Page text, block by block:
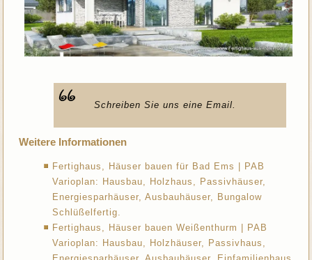
Schreiben Sie uns eine Email.
Weitere Informationen
Fertighaus, Häuser bauen für Bad Ems | PAB
Varioplan: Hausbau, Holzhaus, Passivhäuser,
Energiesparhäuser, Ausbauhäuser, Bungalow
Schlüßelfertig.
Fertighaus, Häuser bauen Weißenthurm | PAB
Varioplan: Hausbau, Holzhäuser, Passivhaus,